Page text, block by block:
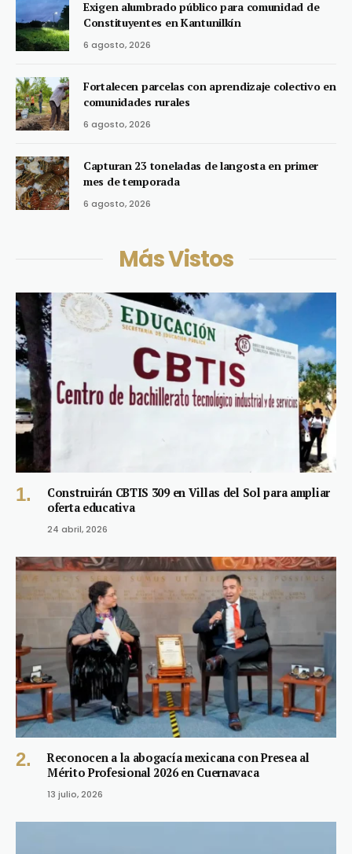
Exigen alumbrado público para comunidad de
Constituyentes en Kantunilkín
6 agosto, 2026
Fortalecen parcelas con aprendizaje colectivo en
comunidades rurales
6 agosto, 2026
Capturan 23 toneladas de langosta en primer
mes de temporada
6 agosto, 2026
Más Vistos
Construirán CBTIS 309 en Villas del Sol para ampliar
oferta educativa
24 abril, 2026
Reconocen a la abogacía mexicana con Presea al
Mérito Profesional 2026 en Cuernavaca
13 julio, 2026